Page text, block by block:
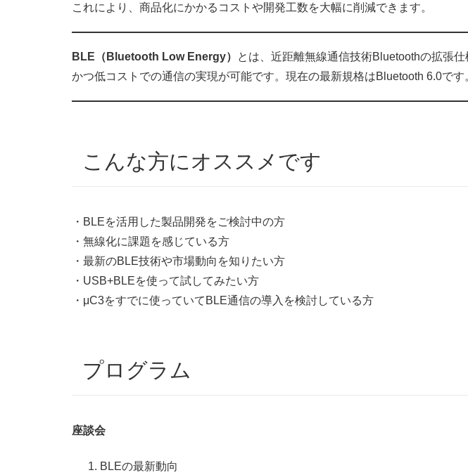
これにより、商品化にかかるコストや開発工数を大幅に削減できます。
BLE（Bluetooth Low Energy）
とは、近距離無線通信技術Bluetoothの拡張
かつ低コストでの通信の実現が可能です。現在の最新規格はBluetooth 6.0です
こんな方にオススメです
・BLEを活用した製品開発をご検討中の方
・ 無線化に課題を感じている方
・最新のBLE技術や市場動向を知りたい方
・USB+BLEを使って試してみたい方
・μC3をすでに使っていてBLE通信の導入を検討している方
プログラム
座談会
BLEの最新動向